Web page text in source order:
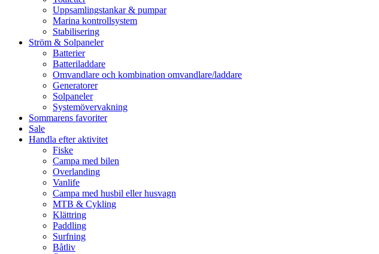
Uppsamlingstankar & pumpar
Marina kontrollsystem
Stabilisering
Ström & Solpaneler
Batterier
Batteriladdare
Omvandlare och kombination omvandlare/laddare
Generatorer
Solpaneler
Systemövervakning
Sommarens favoriter
Sale
Handla efter aktivitet
Fiske
Campa med bilen
Overlanding
Vanlife
Campa med husbil eller husvagn
MTB & Cykling
Klättring
Paddling
Surfning
Båtliv